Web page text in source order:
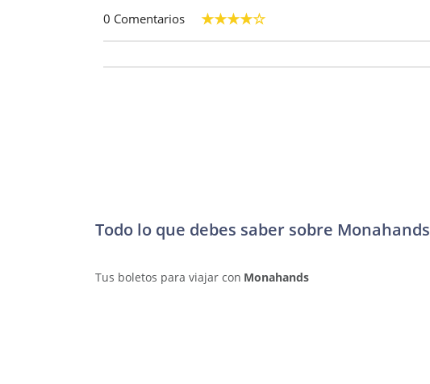
0 Comentarios
Todo lo que debes saber sobre Monahands
Tus boletos para viajar con Monahands